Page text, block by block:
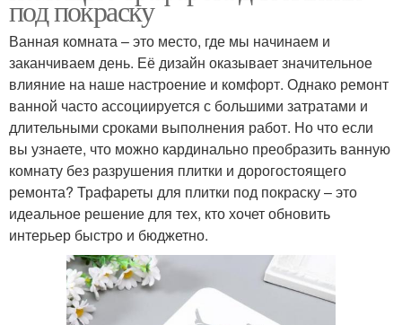
под покраску
Ванная комната – это место, где мы начинаем и
заканчиваем день. Её дизайн оказывает значительное
влияние на наше настроение и комфорт. Однако ремонт
ванной часто ассоциируется с большими затратами и
длительными сроками выполнения работ. Но что если
вы узнаете, что можно кардинально преобразить ванную
комнату без разрушения плитки и дорогостоящего
ремонта? Трафареты для плитки под покраску – это
идеальное решение для тех, кто хочет обновить
интерьер быстро и бюджетно.